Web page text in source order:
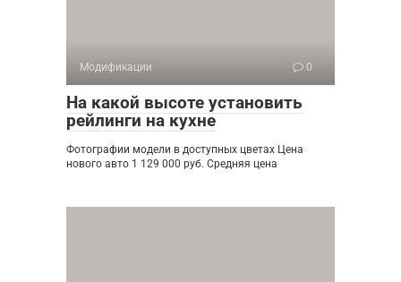
Модификации 0
На какой высоте установить
рейлинги на кухне
Фотографии модели в доступных цветах Цена
нового авто 1 129 000 руб. Средняя цена